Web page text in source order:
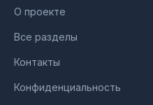
О проекте
Все разделы
Контакты
Конфиденциальность